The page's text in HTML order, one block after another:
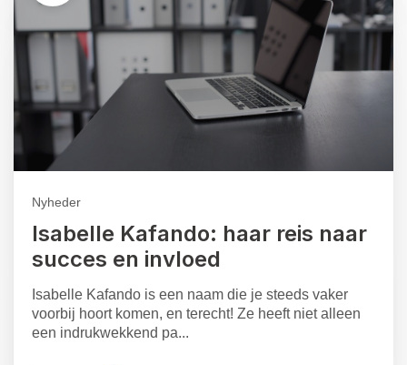
Nyheder
Isabelle Kafando: haar reis naar
succes en invloed
Isabelle Kafando is een naam die je steeds vaker
voorbij hoort komen, en terecht! Ze heeft niet alleen
een indrukwekkend pa...